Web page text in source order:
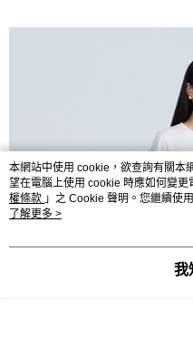
本網站中使用 cookie，欲查詢有關本
望在電腦上使用 cookie 時應如何變
權條款 」之 Cookie 聲明。您繼續使
用條款之 Cookie 聲明使用 cookie。
了解更多 >
我